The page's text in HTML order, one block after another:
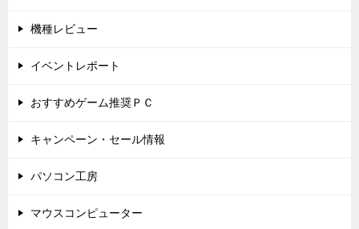
機種レビュー
イベントレポート
おすすめゲーム推奨ＰＣ
キャンペーン・セール情報
パソコン工房
マウスコンピューター